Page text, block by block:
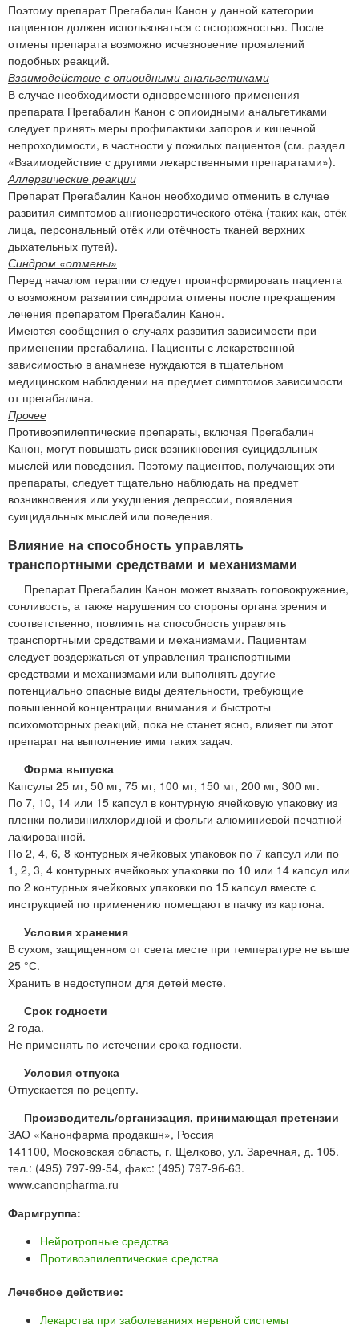
Поэтому препарат Прегабалин Канон у данной категории
пациентов должен использоваться с осторожностью. После
отмены препарата возможно исчезновение проявлений
подобных реакций.
Взаимодействие с опиоидными анальгетиками
В случае необходимости одновременного применения
препарата Прегабалин Канон с опиоидными анальгетиками
следует принять меры профилактики запоров и кишечной
непроходимости, в частности у пожилых пациентов (см. раздел
«Взаимодействие с другими лекарственными препаратами»).
Аллергические реакции
Препарат Прегабалин Канон необходимо отменить в случае
развития симптомов ангионевротического отёка (таких как, отёк
лица, персональный отёк или отёчность тканей верхних
дыхательных путей).
Синдром «отмены»
Перед началом терапии следует проинформировать пациента
о возможном развитии синдрома отмены после прекращения
лечения препаратом Прегабалин Канон.
Имеются сообщения о случаях развития зависимости при
применении прегабалина. Пациенты с лекарственной
зависимостью в анамнезе нуждаются в тщательном
медицинском наблюдении на предмет симптомов зависимости
от прегабалина.
Прочее
Противоэпилептические препараты, включая Прегабалин
Канон, могут повышать риск возникновения суицидальных
мыслей или поведения. Поэтому пациентов, получающих эти
препараты, следует тщательно наблюдать на предмет
возникновения или ухудшения депрессии, появления
суицидальных мыслей или поведения.
Влияние на способность управлять
транспортными средствами и механизмами
Препарат Прегабалин Канон может вызвать головокружение,
сонливость, а также нарушения со стороны органа зрения и
соответственно, повлиять на способность управлять
транспортными средствами и механизмами. Пациентам
следует воздержаться от управления транспортными
средствами и механизмами или выполнять другие
потенциально опасные виды деятельности, требующие
повышенной концентрации внимания и быстроты
психомоторных реакций, пока не станет ясно, влияет ли этот
препарат на выполнение ими таких задач.
Форма выпуска
Капсулы 25 мг, 50 мг, 75 мг, 100 мг, 150 мг, 200 мг, 300 мг.
По 7, 10, 14 или 15 капсул в контурную ячейковую упаковку из
пленки поливинилхлоридной и фольги алюминиевой печатной
лакированной.
По 2, 4, 6, 8 контурных ячейковых упаковок по 7 капсул или по
1, 2, 3, 4 контурных ячейковых упаковки по 10 или 14 капсул или
по 2 контурных ячейковых упаковки по 15 капсул вместе с
инструкцией по применению помещают в пачку из картона.
Условия хранения
В сухом, защищенном от света месте при температуре не выше
25 °С.
Хранить в недоступном для детей месте.
Срок годности
2 года.
Не применять по истечении срока годности.
Условия отпуска
Отпускается по рецепту.
Производитель/организация, принимающая претензии
ЗАО «Канонфарма продакшн», Россия
141100, Московская область, г. Щелково, ул. Заречная, д. 105.
тел.: (495) 797-99-54, факс: (495) 797-9б-63.
www.canonpharma.ru
Фармгруппа:
Нейротропные средства
Противоэпилептические средства
Лечебное действие:
Лекарства при заболеваниях нервной системы